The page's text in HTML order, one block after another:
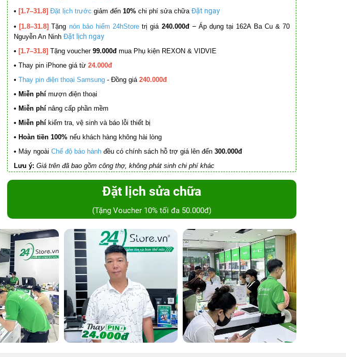
• [1.7–31.8] Đặt lịch trước giảm đến 10% chi phí sửa chữa Đặt ngay
• [1.8–31.8] Tặng nón bảo hiểm 24hStore trị giá 240.000đ – Áp dụng tại 162A Ba Cu & 70
Nguyễn An Ninh Đặt lịch ngay
• [1.7–31.8] Tặng voucher 99.000đ mua Phụ kiện REXON & VIDVIE
• Thay pin iPhone giá từ 24.000đ
• Thay pin điện thoại Samsung - Đồng giá 240.000đ
• Miễn phí mượn điện thoại
• Miễn phí nâng cấp phần mềm
• Miễn phí kiểm tra, vệ sinh và báo lỗi thiết bị
• Hoàn tiền 100% nếu khách hàng không hài lòng
• Máy ngoài Chế độ bảo hành đều có chính sách hỗ trợ giá lên đến 300.000đ
Lưu ý: Giá trên đã bao gồm công thợ, không phát sinh chi phí khác
Đặt lịch sửa chữa
(Tặng Voucher 10% tối đa 50.000đ)